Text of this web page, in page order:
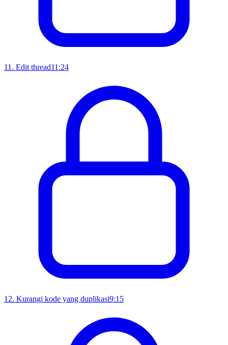
11 . Edit thread11:24
12. Kurangi kode yang duplikasi9:15